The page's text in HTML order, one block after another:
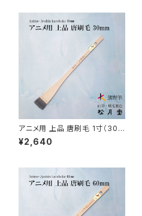
アニメ用 上品 唐刷毛 1寸（30m
m）
¥2,640